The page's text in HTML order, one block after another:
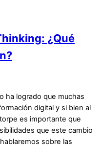
¿Qué
ha logrado que muchas
digital y si bien al
es importante que
que este cambio
sobre las